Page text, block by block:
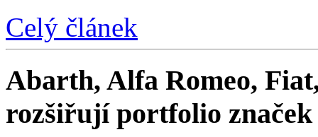
Celý článek
Abarth, Alfa Romeo,
rozšiřují portfolio